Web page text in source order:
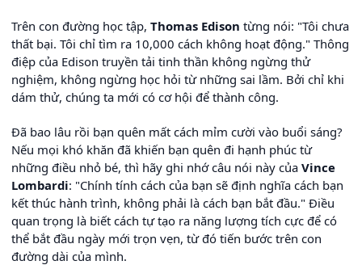
Trên con đường học tập, Thomas Edison từng nói: "Tôi chưa
thất bại. Tôi chỉ tìm ra 10,000 cách không hoạt động." Thông
điệp của Edison truyền tải tinh thần không ngừng thử
nghiệm, không ngừng học hỏi từ những sai lầm. Bởi chỉ khi
dám thử, chúng ta mới có cơ hội để thành công.
Đã bao lâu rồi bạn quên mất cách mỉm cười vào buổi sáng?
Nếu mọi khó khăn đã khiến bạn quên đi hạnh phúc từ
những điều nhỏ bé, thì hãy ghi nhớ câu nói này của Vince
Lombardi: "Chính tính cách của bạn sẽ định nghĩa cách bạn
kết thúc hành trình, không phải là cách bạn bắt đầu." Điều
quan trọng là biết cách tự tạo ra năng lượng tích cực để có
thể bắt đầu ngày mới trọn vẹn, từ đó tiến bước trên con
đường dài của mình.